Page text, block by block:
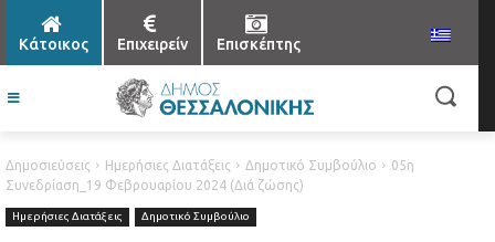
Κάτοικος Επιχειρείν Επισκέπτης
Δημοσιεύσεις Ημερήσιες Διατάξεις Δημοτικό Συμβούλιο
05η
Συνεδρίαση_19 Φεβρουαρίου 2024 (Διά ζώσης)
Ημερήσιες Διατάξεις Δημοτικό Συμβούλιο